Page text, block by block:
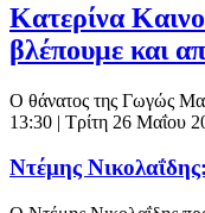
Κατερίνα
βλέπουμε και
Ο θάνατος της Γωγώς
13:30 | Τρίτη 26 Μαΐου
Ντέμης